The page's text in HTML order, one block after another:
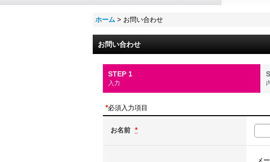
ホーム > お問い合わせ
お問い合わせ
STEP 1
入力
*必須入力項目
お名前 *
メ